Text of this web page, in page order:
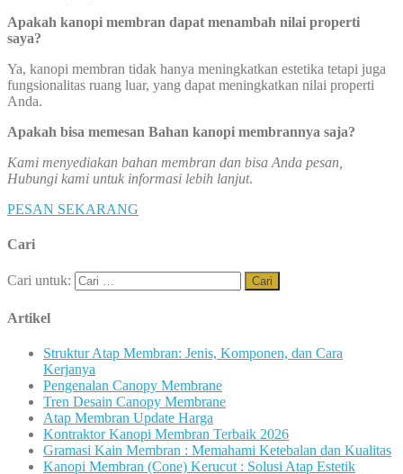
Apakah kanopi membran dapat menambah nilai properti
saya?
Ya, kanopi membran tidak hanya meningkatkan estetika tetapi juga
fungsionalitas ruang luar, yang dapat meningkatkan nilai properti
Anda.
Apakah bisa memesan Bahan kanopi membrannya saja?
Kami menyediakan bahan membran dan bisa Anda pesan,
Hubungi kami untuk informasi lebih lanjut.
PESAN SEKARANG
Cari
Cari untuk:
Artikel
Struktur Atap Membran: Jenis, Komponen, dan Cara
Kerjanya
Pengenalan Canopy Membrane
Tren Desain Canopy Membrane
Atap Membran Update Harga
Kontraktor Kanopi Membran Terbaik 2026
Gramasi Kain Membran : Memahami Ketebalan dan Kualitas
Kanopi Membran (Cone) Kerucut : Solusi Atap Estetik